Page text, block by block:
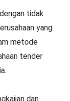
tidak
yang
metode
tender
dan